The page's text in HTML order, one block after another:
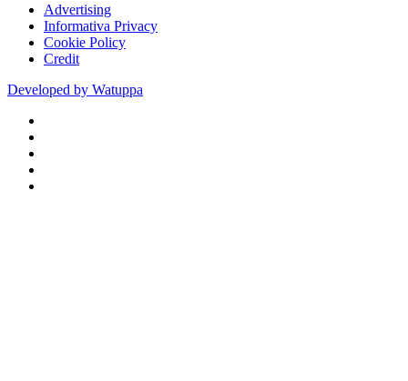
Advertising
Informativa Privacy
Cookie Policy
Credit
Developed by Watuppa